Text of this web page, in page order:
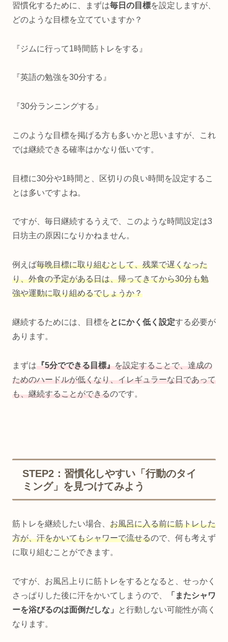
習慣化するために、まずは毎日の目標を設定しますが、
どのような目標を立てていますか？
『ジムに行って1時間筋トレをする』
『英語の勉強を30分する』
『30分ランニングする』
このような目標を掲げる方も多いかと思いますが、これ
では継続できる確率はかなり低いです。
目標に30分や1時間と、区切りの良い時間を設定するこ
とは多いですよね。
ですが、毎日継続するうえで、このような時間設定は3
日坊主の原因になりかねません。
例えば毎晩目標に取り組むとして、残業で遅くなった
り、外食の予定がある日は、帰ってきてから30分も勉
強や運動に取り組めるでしょうか？
継続するためには、目標をとにかく低く設定する必要が
あります。
まずは『5分でできる目標』を設定することで、達成の
ためのハードルが低くなり、イレギュラーな日であって
も、継続することができるのです。
STEP2：習慣化しやすい「行動のタイ
ミング」を見つけてみよう
筋トレを継続したい場合、 お風呂に入る前に筋トレした
方が、汗をかいてもシャワーで流せるので、何も考えず
に取り組むことができます。
ですが、お風呂上りに筋トレをするとなると、せっかく
さっぱりした後に汗をかいてしまうので、
「またシャワ
ーを浴びるのは面倒だしな」
と行動しない可能性が高く
なります。